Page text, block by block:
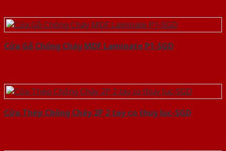
Cửa Gỗ Chống Cháy MDF Laminate P1-SGD
Cửa Thép Chống Cháy 2P 2 tay co thuy luc-SGD